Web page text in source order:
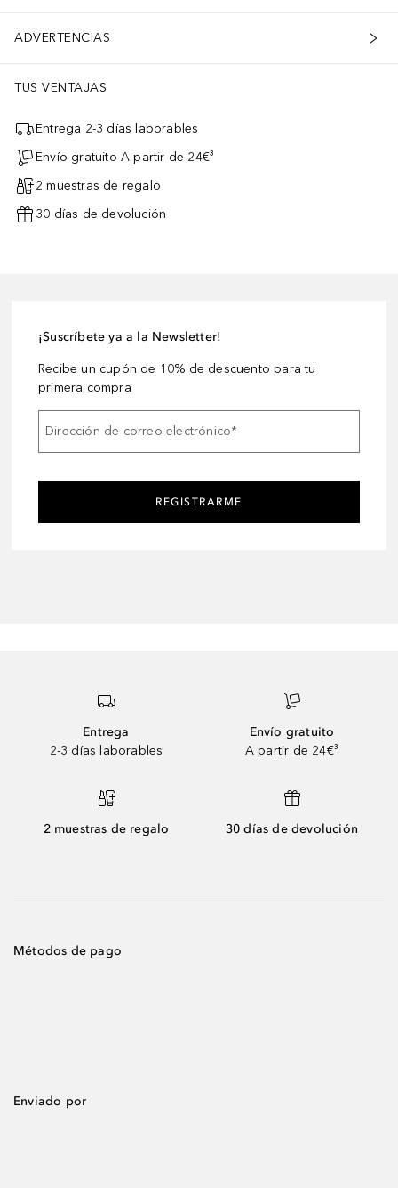
ADVERTENCIAS
TUS VENTAJAS
Entrega 2-3 días laborables
Envío gratuito A partir de 24€³
2 muestras de regalo
30 días de devolución
¡Suscríbete ya a la Newsletter!
Recibe un cupón de 10% de descuento para tu
primera compra
Dirección de correo electrónico*
REGISTRARME
Entrega
2-3 días laborables
Envío gratuito
A partir de 24€³
2 muestras de regalo 30 días de devolución
Métodos de pago
Enviado por